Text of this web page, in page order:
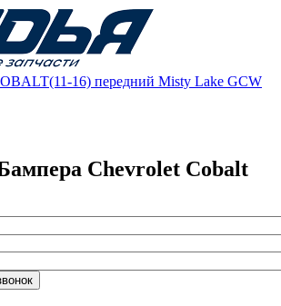
16) передний Misty Lake GCW
Chevrolet Cobalt